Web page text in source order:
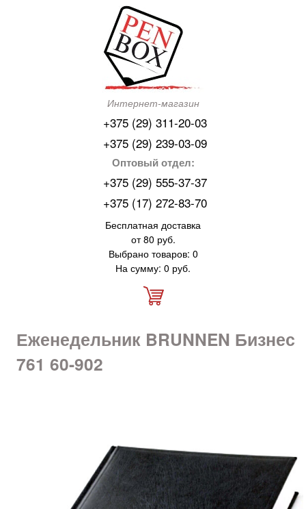
Интернет-магазин
+375 (29) 311-20-03
+375 (29) 239-03-09
Оптовый отдел:
+375 (29) 555-37-37
+375 (17) 272-83-70
Бесплатная доставка
от 80 руб.
Выбрано товаров: 0
На сумму: 0 руб.
Еженедельник BRUNNEN Бизнес
761 60-902